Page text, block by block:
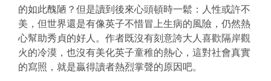
的如此醜陋？但是讀到後來心頭頓時一鬆：人性或許不
美，但世界還是有像英子不惜冒上生病的風險，仍然熱
心幫助秀貞的好人。作者既沒有刻意誇大人喜歡隔岸觀
火的冷漠，也沒有美化英子童稚的熱心，這對社會真實
的寫照，就是贏得讀者熱烈掌聲的原因吧。